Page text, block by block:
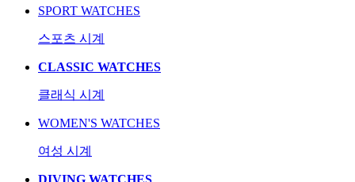
SPORT WATCHES
스포츠 시계
CLASSIC WATCHES
클래식 시계
WOMEN'S WATCHES
여성 시계
DIVING WATCHES